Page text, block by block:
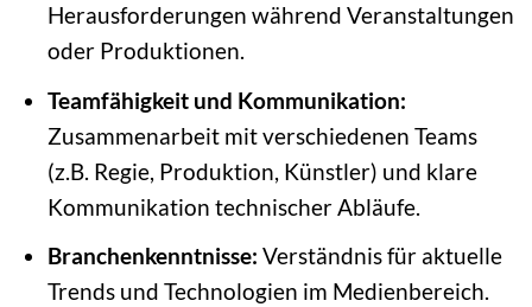
Herausforderungen während Veranstaltungen
oder Produktionen.
Teamfähigkeit und Kommunikation:
Zusammenarbeit mit verschiedenen Teams
(z.B. Regie, Produktion, Künstler) und klare
Kommunikation technischer Abläufe.
Branchenkenntnisse: Verständnis für aktuelle
Trends und Technologien im Medienbereich.